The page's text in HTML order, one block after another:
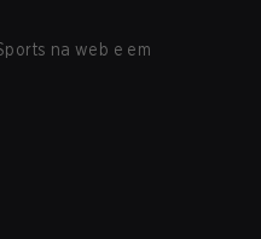
na web e em